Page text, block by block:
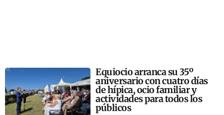
Equiocio arranca su 35º
aniversario con cuatro días
de hípica, ocio familiar y
actividades para todos los
públicos